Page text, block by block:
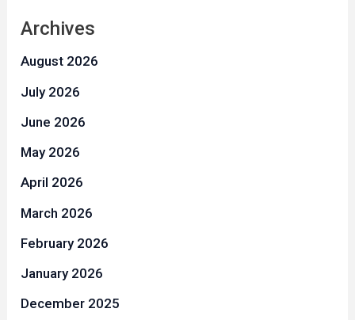
Archives
August 2026
July 2026
June 2026
May 2026
April 2026
March 2026
February 2026
January 2026
December 2025